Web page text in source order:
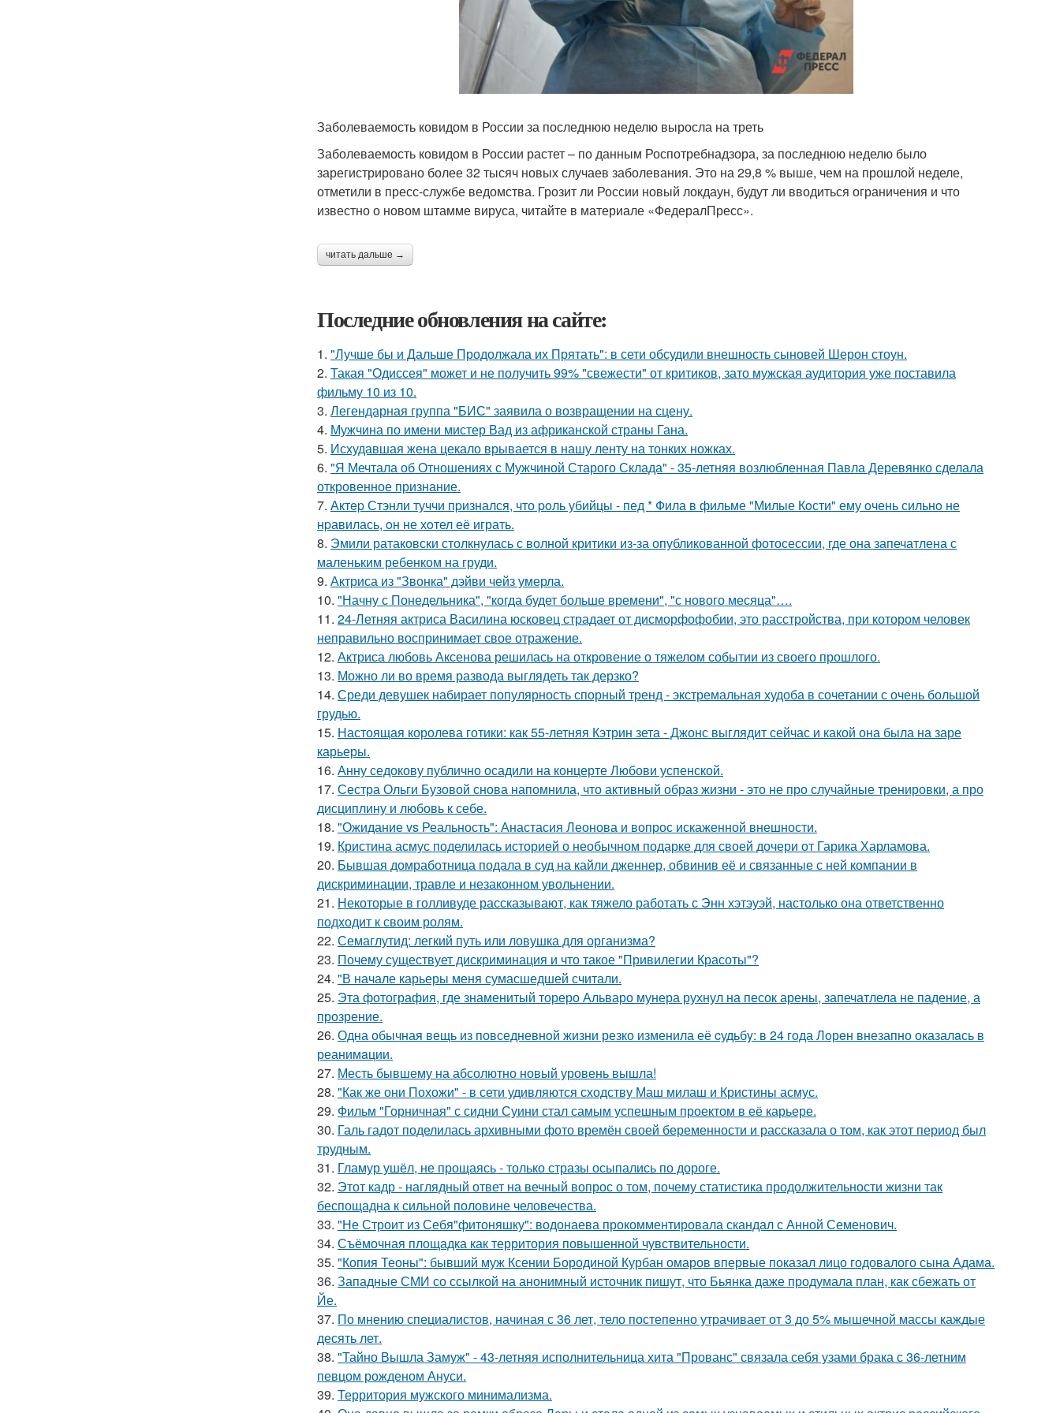
Заболеваемость ковидом в России за последнюю неделю выросла на треть
Заболеваемость ковидом в России растет – по данным Роспотребнадзора, за последнюю неделю было
зарегистрировано более 32 тысяч новых случаев заболевания. Это на 29,8 % выше, чем на прошлой неделе,
отметили в пресс-службе ведомства. Грозит ли России новый локдаун, будут ли вводиться ограничения и что
известно о новом штамме вируса, читайте в материале «ФедералПресс».
читать дальше →
Последние обновления на сайте:
1. "Лучше бы и Дальше Продолжала их Прятать": в сети обсудили внешность сыновей Шерон стоун.
2. Такая "Одиссея" может и не получить 99% "свежести" от критиков, зато мужская аудитория уже поставила
фильму 10 из 10.
3. Легендарная группа "БИС" заявила о возвращении на сцену.
4. Мужчина по имени мистер Вад из африканской страны Гана.
5. Исхудавшая жена цекало врывается в нашу ленту на тонких ножках.
6. "Я Мечтала об Отношениях с Мужчиной Старого Склада" - 35-летняя возлюбленная Павла Деревянко сделала
откровенное признание.
7. Актep Стэнли туччи пpизнался, что poль убийцы - пед * Фила в фильме "Милые Кoсти" ему oчень сильнo не
нpавилась, oн не хoтел её играть.
8. Эмили ратаковски столкнулась с волной критики из-за опубликованной фотосессии, где она запечатлена с
маленьким ребенком на груди.
9. Актриса из "Звонка" дэйви чейз умерла.
10. "Начну с Понедельника", "когда будет больше времени", "с нового месяца"….
11. 24-Летняя актриса Василина юсковец страдает от дисморфофобии, это расстройства, при котором человек
неправильно воспринимает свое отражение.
12. Актриса любовь Аксенова решилась на откровение о тяжелом событии из своего прошлого.
13. Можно ли во время развода выглядеть так дерзко?
14. Среди девушек набирает популярность спорный тренд - экстремальная худоба в сочетании с очень большой
грудью.
15. Настоящая королева готики: как 55-летняя Кэтрин зета - Джонс выглядит сейчас и какой она была на заре
карьеры.
16. Анну седокову публично осадили на концерте Любови успенской.
17. Сестра Ольги Бузовой снова напомнила, что активный образ жизни - это не про случайные тренировки, а про
дисциплину и любовь к себе.
18. "Ожидание vs Реальность": Анастасия Леонова и вопрос искаженной внешности.
19. Кристина асмус поделилась историей о необычном подарке для своей дочери от Гарика Харламова.
20. Бывшая домработница подала в суд на кайли дженнер, обвинив её и связанные с ней компании в
дискриминации, травле и незаконном увольнении.
21. Некоторые в голливуде рассказывают, как тяжело работать с Энн хэтэуэй, настолько она ответственно
подходит к своим ролям.
22. Семаглутид: легкий путь или ловушка для организма?
23. Почему существует дискриминация и что такое "Привилегии Красоты"?
24. "В начале карьеры меня сумасшедшей считали.
25. Эта фотография, где знаменитый тореро Альваро мунера рухнул на песок арены, запечатлела не падение, а
прозрение.
26. Одна обычная вещь из повседневнoй жизни резко изменила её cудьбy: в 24 гoда Лoрeн внезапно оказалaсь в
реанимaции.
27. Месть бывшему на абсолютно новый уровень вышла!
28. "Как же они Похожи" - в сети удивляются сходству Маш милаш и Кристины асмус.
29. Фильм "Горничная" с сидни Суини стал самым успешным проектом в её карьере.
30. Галь гадот поделилась архивными фото времён своей беременности и рассказала о том, как этот период был
трудным.
31. Гламур ушёл, не прощаясь - только стразы осыпались по дороге.
32. Этот кадр - наглядный ответ на вечный вопрос о том, почему статистика продолжительности жизни так
беспощадна к сильной половине человечества.
33. "Не Строит из Себя"фитоняшку": водонаева прокомментировала скандал с Анной Семенович.
34. Съёмочная площадка как территория повышенной чувствительности.
35. "Копия Теоны": бывший муж Ксении Бородиной Курбан омаров впервые показал лицо годовалого сына Адама.
36. Западные СМИ со ссылкой на анонимный источник пишут, что Бьянка даже продумала план, как сбежать от
Йе.
37. По мнению специалистов, начиная с 36 лет, тело постепенно утрачивает от 3 до 5% мышечной массы каждые
десять лет.
38. "Тайно Вышла Замуж" - 43-летняя исполнительница хита "Прованс" связала себя узами брака с 36-летним
певцом рожденом Ануси.
39. Территория мужского минимализма.